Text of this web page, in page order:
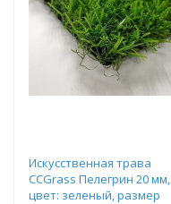
Искусственная трава
CCGrass Пелегрин 20 мм,
цвет: зеленый, размер